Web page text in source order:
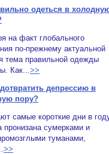
одеться в
на факт глобального
по-прежнему актуальной
тема правильной одежды
Как...>>
депрессию в
пору?
самые короткие дни в
пронизана сумерками и
туманами,
>>